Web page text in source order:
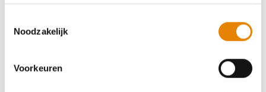
Noodzakelijk
Voorkeuren
lang en is opgesplitst in twaalf etappes. Letterlijk
, met ruim 1.200 meter
het hoogste punt van het Zwarte Woud. De oostelijke
kilometers korter, en is opgedeeld in dertien etappes.
Verwacht je op beide routes aan prachtige bergen,